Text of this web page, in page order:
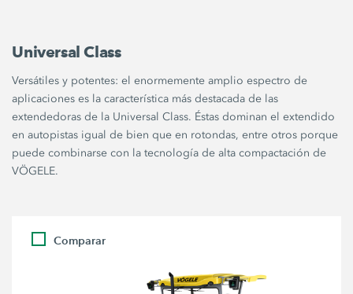
Universal Class
Versátiles y potentes: el enormemente amplio espectro de
aplicaciones es la característica más destacada de las
extendedoras de la Universal Class. Éstas dominan el extendido
en autopistas igual de bien que en rotondas, entre otros porque
puede combinarse con la tecnología de alta compactación de
VÖGELE.
Comparar